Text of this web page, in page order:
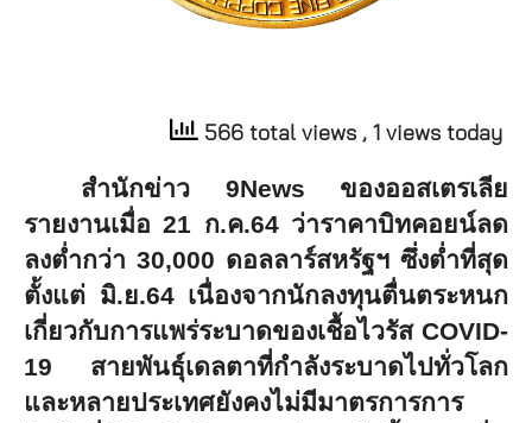
566 total views , 1 views today
สำนักข่าว 9News ของออสเตรเลีย
รายงานเมื่อ21 ก.ค.64ว่าราคาบิทคอยน์ลด
ลงต่ำกว่า 30,000 ดอลลาร์สหรัฐฯ ซึ่งต่ำที่สุด
ตั้งแต่ มิ.ย.64 เนื่องจากนักลงทุนตื่นตระหนก
เกี่ยวกับการแพร่ระบาดของเชื้อไวรัส COVID-
19 สายพันธุ์เดลตาที่กำลังระบาดไปทั่วโลก
และหลายประเทศยังคงไม่มีมาตรการการ